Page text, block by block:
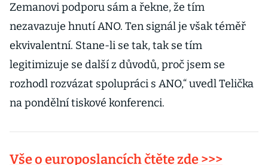
Zemanovi podporu sám a řekne, že tím
nezavazuje hnutí ANO. Ten signál je však téměř
ekvivalentní. Stane-li se tak, tak se tím
legitimizuje se další z důvodů, proč jsem se
rozhodl rozvázat spolupráci s ANO,“ uvedl Telička
na pondělní tiskové konferenci.
Vše o europoslancích čtěte zde >>>